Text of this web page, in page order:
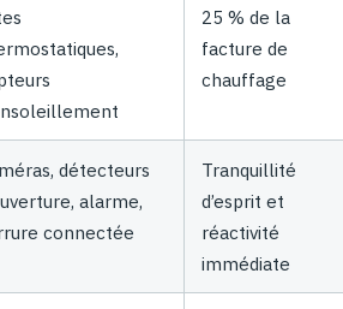
25 % de la
facture de
chauffage
détecteurs
alarme,
connectée
Tranquillité
d’esprit et
réactivité
immédiate